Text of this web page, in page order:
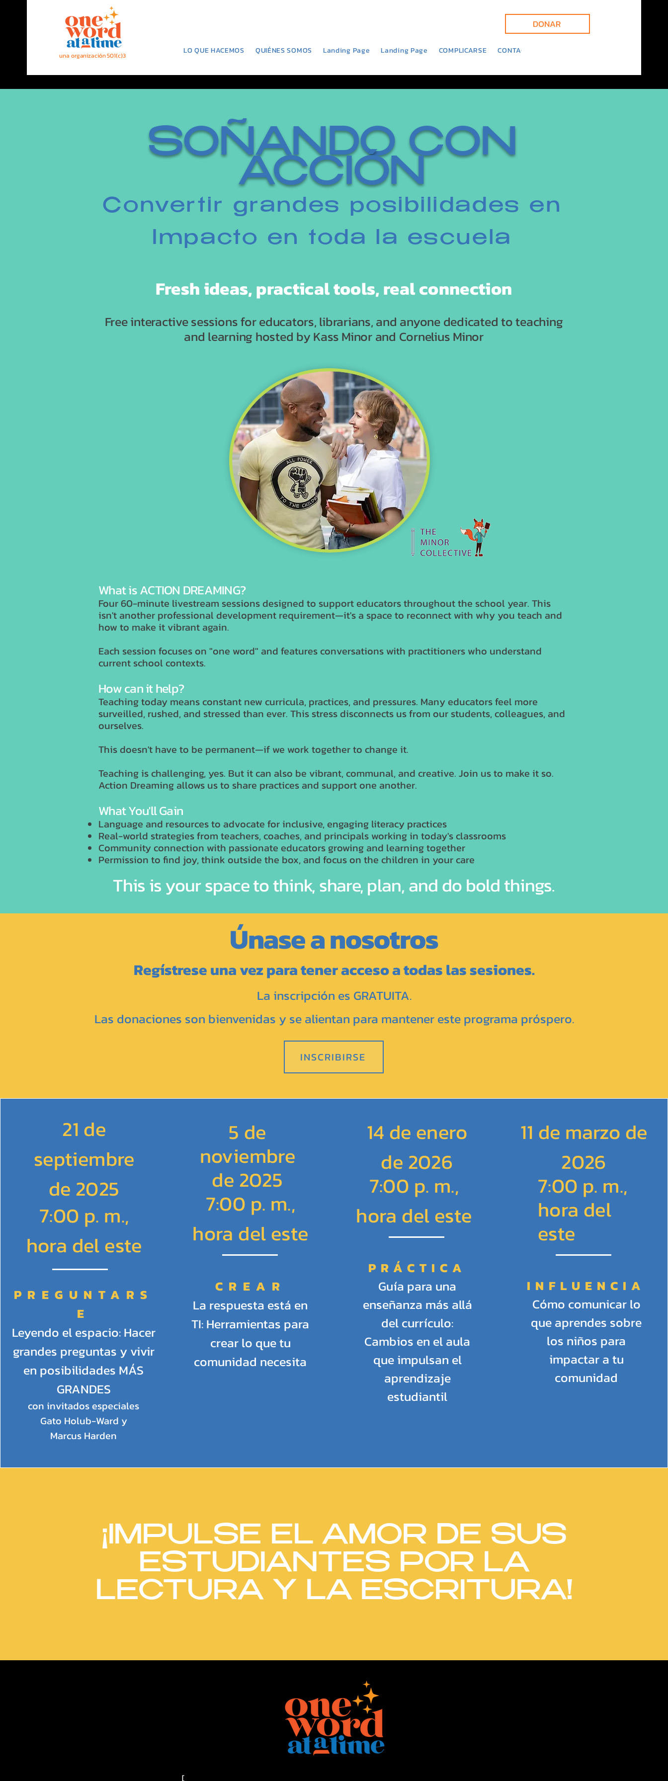
una organización 501(c)3
DONAR
LO QUE HACEMOS QUIÉNES SOMOS Landing Page Landing Page COMPLICARSE CONTACTO
SOÑANDO CON
ACCIÓN
Convertir grandes posibilidades en
Impacto en toda la escuela
Fresh ideas, practical tools, real connection
Free interactive sessions for educators, librarians, and anyone dedicated to teaching
and learning hosted by Kass Minor and Cornelius Minor
What is ACTION DREAMING?
Four 60-minute livestream sessions designed to support educators throughout the school year. This
isn't another professional development requirement—it's a space to reconnect with why you teach and
how to make it vibrant again.
Each session focuses on "one word" and features conversations with practitioners who understand
current school contexts.
How can it help?
Teaching today means constant new curricula, practices, and pressures. Many educators feel more
surveilled, rushed, and stressed than ever. This stress disconnects us from our students, colleagues, and
ourselves.
This doesn't have to be permanent—if we work together to change it.
Teaching is challenging, yes. But it can also be vibrant, communal, and creative. Join us to make it so.
Action Dreaming allows us to share practices and support one another.
What You'll Gain
Language and resources to advocate for inclusive, engaging literacy practices
Real-world strategies from teachers, coaches, and principals working in today's classrooms
Community connection with passionate educators growing and learning together
Permission to find joy, think outside the box, and focus on the children in your care
This is your space to think, share, plan, and do bold things.
21 de
septiembre
de 2025
7:00 p. m.,
hora del este
PREGUNTARS
E
Leyendo el espacio: Hacer
grandes preguntas y vivir
en posibilidades MÁS
GRANDES
con invitados especiales
Gato Holub-Ward y
Marcus Harden
5 de
noviembre
de 2025
7:00 p. m.,
hora del este
CREAR
La respuesta está en
TI: Herramientas para
crear lo que tu
comunidad necesita
14 de enero
de 2026
7:00 p. m.,
hora del este
PRÁCTICA
Guía para una
enseñanza más allá
del currículo:
Cambios en el aula
que impulsan el
aprendizaje
estudiantil
11 de marzo de
2026
7:00 p. m.,
hora del
este
INFLUENCIA
Cómo comunicar lo
que aprendes sobre
los niños para
impactar a tu
comunidad
Únase a nosotros
Regístrese una vez para tener acceso a todas las sesiones.
La inscripción es GRATUITA.
Las donaciones son bienvenidas y se alientan para mantener este programa próspero.
INSCRIBIRSE
¡IMPULSE EL AMOR DE SUS
ESTUDIANTES POR LA
LECTURA Y LA ESCRITURA!
[